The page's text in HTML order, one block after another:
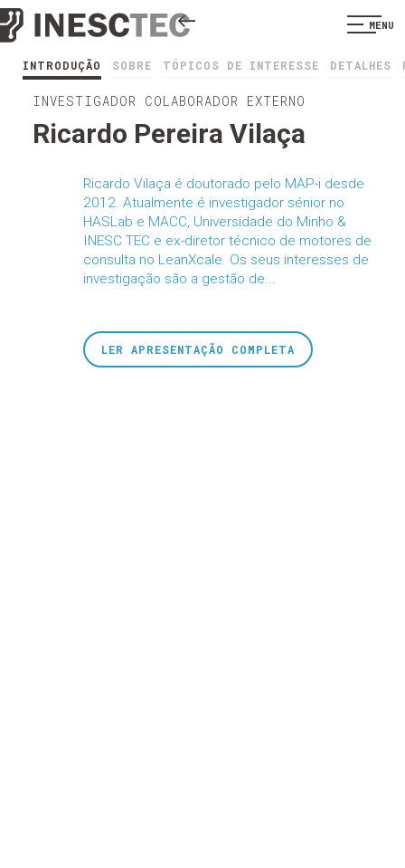
MENU
INTRODUÇÃO SOBRE TÓPICOS DE INTERESSE DETALHES
INVESTIGADOR COLABORADOR EXTERNO
Ricardo Pereira Vilaça
Ricardo Vilaça é doutorado pelo MAP-i desde
2012. Atualmente é investigador sénior no
HASLab e MACC, Universidade do Minho &
INESC TEC e ex-diretor técnico de motores de
consulta no LeanXcale. Os seus interesses de
investigação são a gestão de...
LER APRESENTAÇÃO COMPLETA